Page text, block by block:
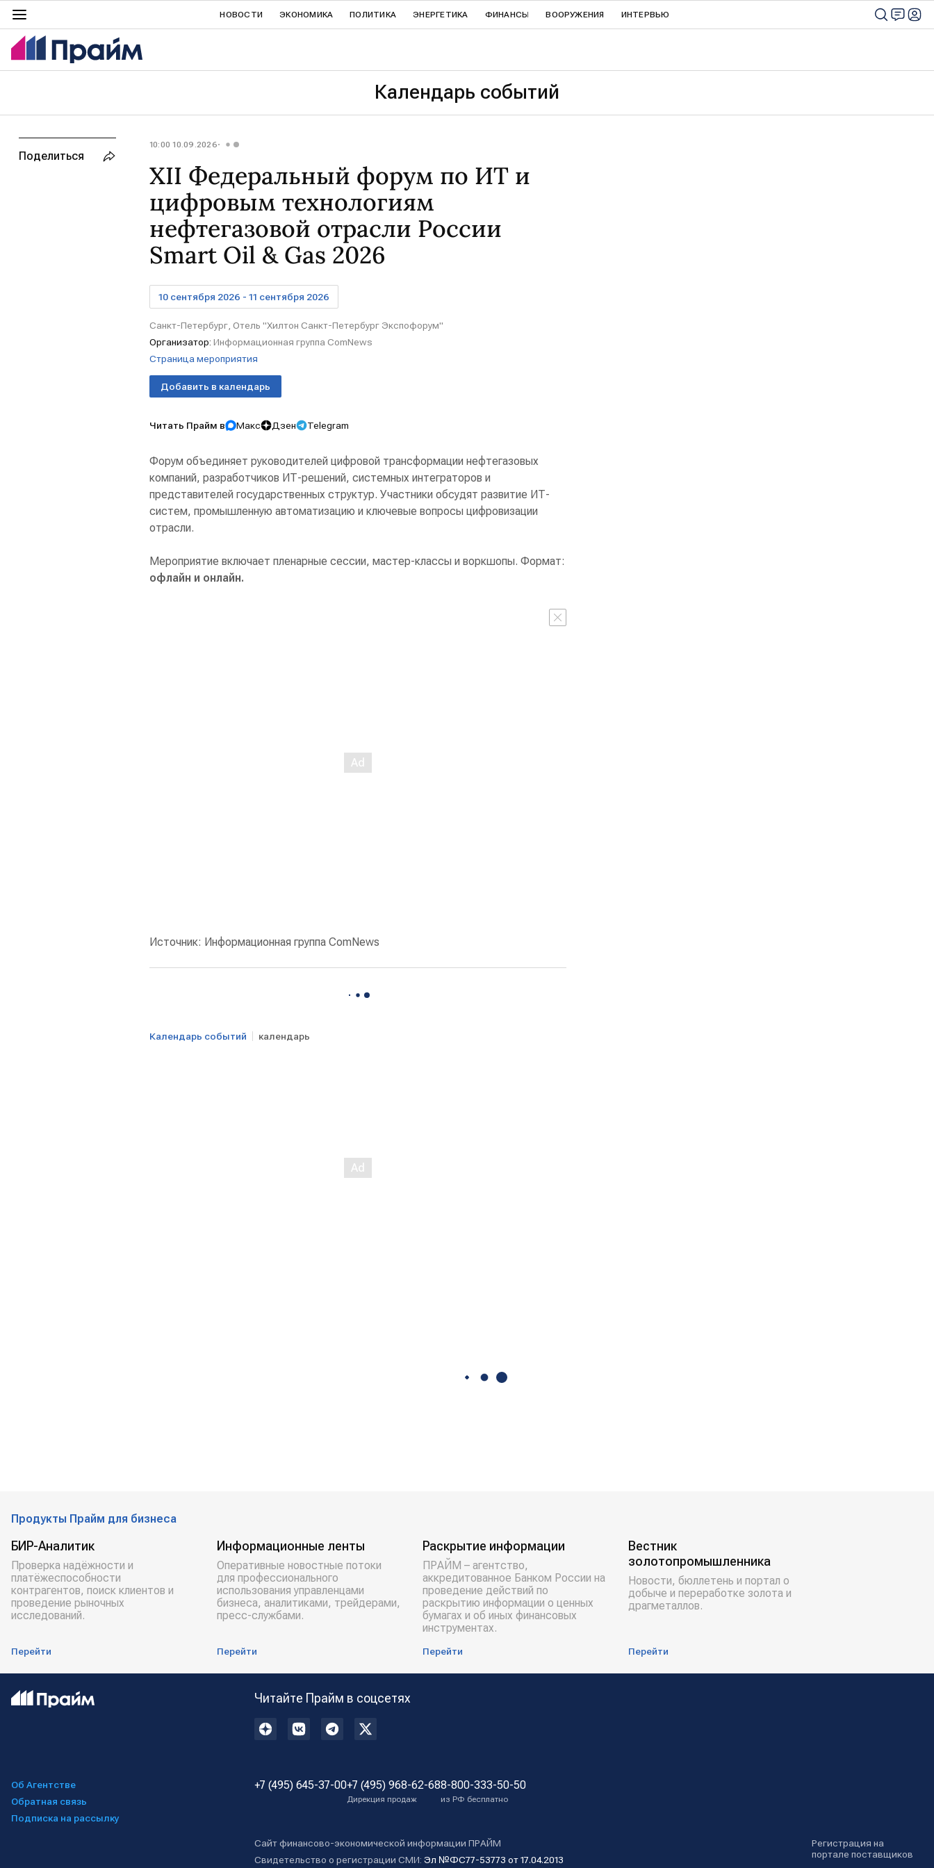
НОВОСТИ ЭКОНОМИКА ПОЛИТИКА ЭНЕРГЕТИКА ФИНАНСЫ ВООРУЖЕНИЯ ИНТЕРВЬЮ
Календарь событий
10:00 10.09.2026
XII Федеральный форум по ИТ и
цифровым технологиям
нефтегазовой отрасли России
Smart Oil & Gas 2026
10 сентября 2026 - 11 сентября 2026
Санкт-Петербург, Отель "Хилтон Санкт-Петербург Экспофорум"
Организатор: Информационная группа ComNews
Страница мероприятия
Добавить в календарь
Читать Прайм в Макс Дзен Telegram
Форум объединяет руководителей цифровой трансформации нефтегазовых
компаний, разработчиков ИТ-решений, системных интеграторов и
представителей государственных структур. Участники обсудят развитие ИТ-
систем, промышленную автоматизацию и ключевые вопросы цифровизации
отрасли.
Мероприятие включает пленарные сессии, мастер-классы и воркшопы. Формат:
офлайн и онлайн.
Источник: Информационная группа ComNews
Календарь событий календарь
Поделиться
Продукты Прайм для бизнеса
БИР-Аналитик
Проверка надёжности и
платёжеспособности
контрагентов, поиск клиентов и
проведение рыночных
исследований.
Перейти
Информационные ленты
Оперативные новостные потоки
для профессионального
использования управленцами
бизнеса, аналитиками, трейдерами,
пресс-службами.
Перейти
Раскрытие информации
ПРАЙМ – агентство,
аккредитованное Банком России на
проведение действий по
раскрытию информации о ценных
бумагах и об иных финансовых
инструментах.
Перейти
Вестник
золотопромышленника
Новости, бюллетень и портал о
добыче и переработке золота и
драгметаллов.
Перейти
Читайте Прайм в соцсетях
Об Агентстве
Обратная связь
Подписка на рассылку
+7 (495) 645-37-00+7 (495) 968-62-68
Дирекция продаж
8-800-333-50-50
из РФ бесплатно
Сайт финансово-экономической информации ПРАЙМ
Свидетельство о регистрации СМИ: Эл №ФС77-53773 от 17.04.2013
Регистрация на
портале поставщиков